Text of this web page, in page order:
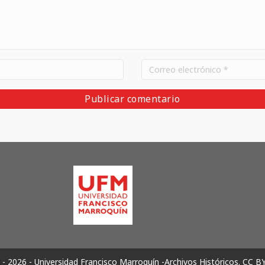
2026 - Universidad Francisco Marroquín -Archivos Históricos. CC